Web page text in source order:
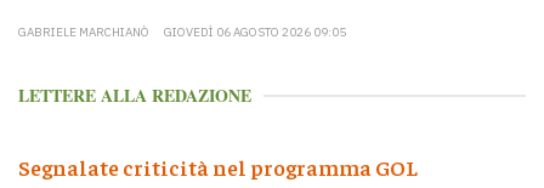
GABRIELE MARCHIANÒ GIOVEDÌ 06 AGOSTO 2026 09:05
LETTERE ALLA REDAZIONE
Segnalate criticità nel programma GOL